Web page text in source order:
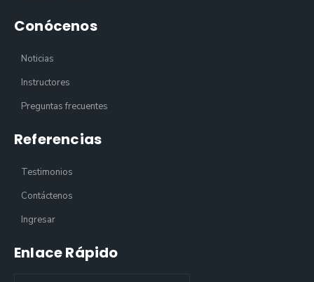
Conócenos
Noticias
Instructores
Preguntas frecuentes
Referencias
Testimonios
Contáctenos
Ingresar
Enlace Rápido